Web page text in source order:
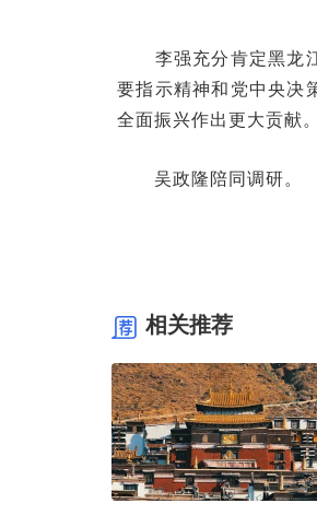
李强充分肯定黑龙江
要指示精神和党中央决
全面振兴作出更大贡献
吴政隆陪同调研。
相关推荐